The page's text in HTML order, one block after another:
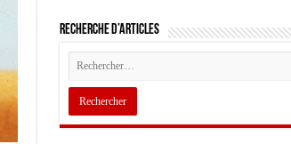
Recherche d’articles